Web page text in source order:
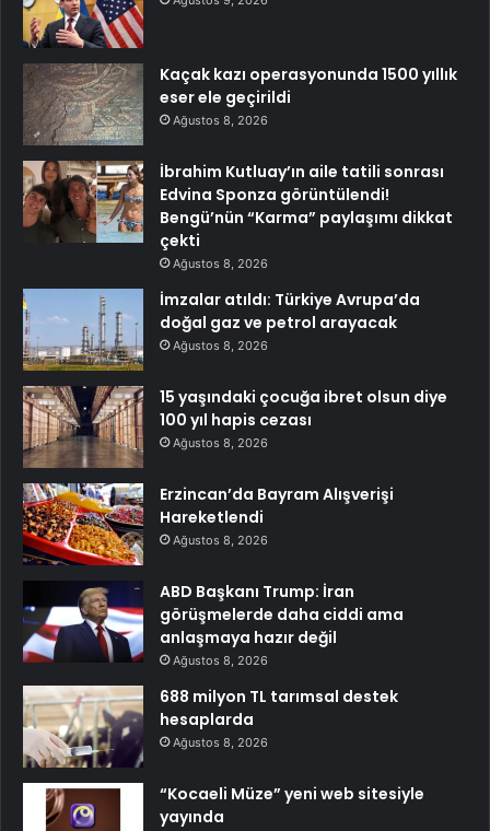
Kaçak kazı operasyonunda 1500 yıllık
eser ele geçirildi
Ağustos 8, 2026
İbrahim Kutluay’ın aile tatili sonrası
Edvina Sponza görüntülendi!
Bengü’nün “Karma” paylaşımı dikkat
çekti
Ağustos 8, 2026
İmzalar atıldı: Türkiye Avrupa’da
doğal gaz ve petrol arayacak
Ağustos 8, 2026
15 yaşındaki çocuğa ibret olsun diye
100 yıl hapis cezası
Ağustos 8, 2026
Erzincan’da Bayram Alışverişi
Hareketlendi
Ağustos 8, 2026
ABD Başkanı Trump: İran
görüşmelerde daha ciddi ama
anlaşmaya hazır değil
Ağustos 8, 2026
688 milyon TL tarımsal destek
hesaplarda
Ağustos 8, 2026
“Kocaeli Müze” yeni web sitesiyle
yayında